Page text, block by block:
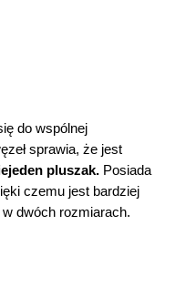
do wspólnej
sprawia, że jest
pluszak. Posiada
czemu jest bardziej
dwóch rozmiarach.